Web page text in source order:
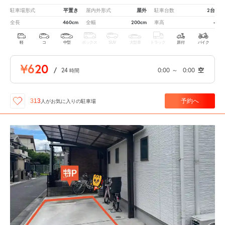
駐車場形式 平置き 屋内外形式 屋外 駐車台数 2台
全長 460cm 全幅 200cm 車高 -
軽 コ 中型 ボックス SUV 大型車 トラック 原付 バイク
¥620 / 24 時間 0:00 ～ 0:00 空
313 人がお気に入りの駐車場 予約へ